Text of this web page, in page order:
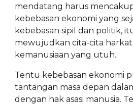
mendatang harus
kebebasan ekonomi yang
kebebasan sipil dan politik,
mewujudkan cita-cita
kemanusiaan yang utuh.
Tentu kebebasan ekonomi
tantangan masa depan
dengan hak asasi manusia.